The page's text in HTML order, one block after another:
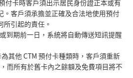
卡時客戶須出示居民身份證正本或有
。客戶須承擔並正確及合法地使用預付
引起的責任。
到期前一日，系統將自動傳送短訊提醒
其他 CTM 預付卡種類時，客戶須重新
而所有於舊卡內之餘額及免費項目將不